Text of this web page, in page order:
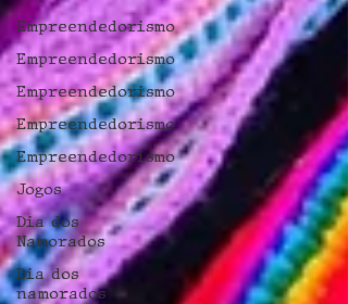
Empreendedorismo
Empreendedorismo
Empreendedorismo
Empreendedorismo
Empreendedorismo
Jogos
Dia dos
Namorados
Dia dos
namorados